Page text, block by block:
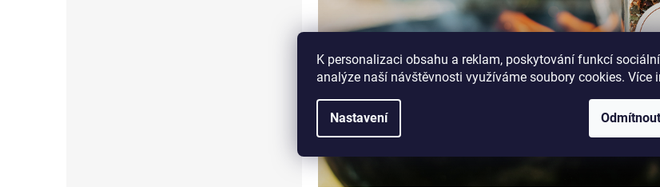
K personalizaci obsahu a reklam, poskytování funkcí
analýze naší návštěvnosti využíváme soubory cookies. Více
Nastavení Odmítnout